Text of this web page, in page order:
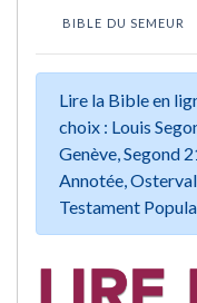
BIBLE DU SEMEUR
Lire la Bible en
choix : Louis
Genève, Segond
Annotée,
Testament